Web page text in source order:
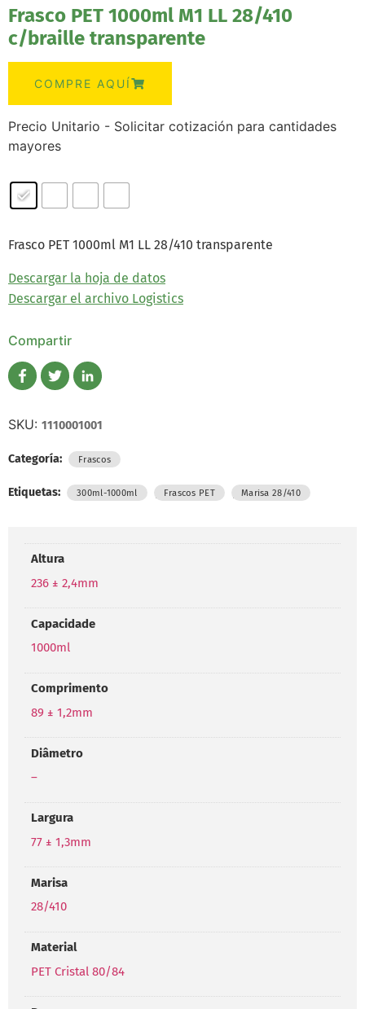
Frasco PET 1000ml M1 LL 28/410
c/braille transparente
COMPRE AQUÍ
Precio Unitario - Solicitar cotización para cantidades
mayores
Frasco PET 1000ml M1 LL 28/410 transparente
Descargar la hoja de datos
Descargar el archivo Logistics
Compartir
SKU: 1110001001
Categoría: Frascos
Etiquetas: 300ml-1000ml , Frascos PET , Marisa 28/410
Altura
236 ± 2,4mm
Capacidade
1000ml
Comprimento
89 ± 1,2mm
Diâmetro
–
Largura
77 ± 1,3mm
Marisa
28/410
Material
PET Cristal 80/84